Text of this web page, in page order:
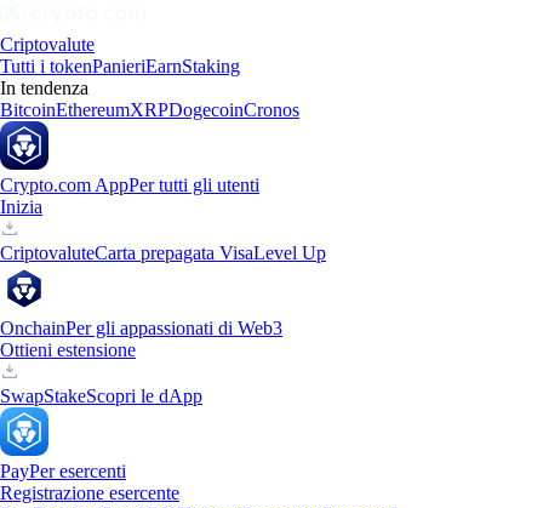
Criptovalute
Tutti i tokenPanieriEarnStaking
In tendenza
BitcoinEthereumXRPDogecoinCronos
Crypto.com AppPer tutti gli utenti
Inizia
CriptovaluteCarta prepagata VisaLevel Up
OnchainPer gli appassionati di Web3
Ottieni estensione
SwapStakeScopri le dApp
PayPer esercenti
Registrazione esercente